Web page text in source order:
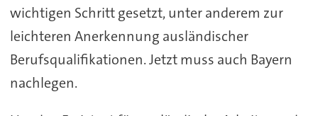
wichtigen Schritt gesetzt, unter anderem zur
leichteren Anerkennung ausländischer
Berufsqualifikationen. Jetzt muss auch Bayern
nachlegen.